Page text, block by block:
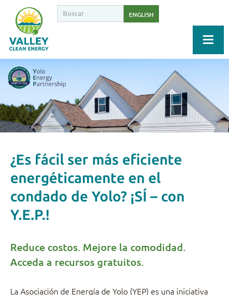
ENGLISH
¿Es fácil ser más eficiente
energéticamente en el
condado de Yolo? ¡SÍ – con
Y.E.P.!
Reduce costos. Mejore la comodidad.
Acceda a recursos gratuitos.
La Asociación de Energía de Yolo (YEP) es una iniciativa